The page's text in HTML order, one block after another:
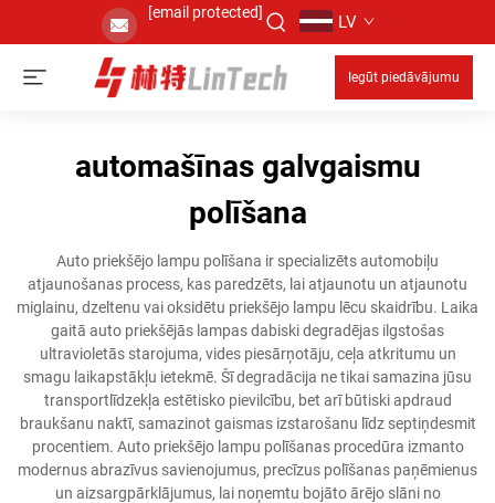
[email protected] LV
Iegūt piedāvājumu
automašīnas galvgaismu
polīšana
Auto priekšējo lampu polīšana ir specializēts automobiļu
atjaunošanas process, kas paredzēts, lai atjaunotu un atjaunotu
miglainu, dzeltenu vai oksidētu priekšējo lampu lēcu skaidrību. Laika
gaitā auto priekšējās lampas dabiski degradējas ilgstošas
ultravioletās starojuma, vides piesārņotāju, ceļa atkritumu un
smagu laikapstākļu ietekmē. Šī degradācija ne tikai samazina jūsu
transportlīdzekļa estētisko pievilcību, bet arī būtiski apdraud
braukšanu naktī, samazinot gaismas izstarošanu līdz septiņdesmit
procentiem. Auto priekšējo lampu polīšanas procedūra izmanto
modernus abrazīvus savienojumus, precīzus polīšanas paņēmienus
un aizsargpārklājumus, lai noņemtu bojāto ārējo slāni no